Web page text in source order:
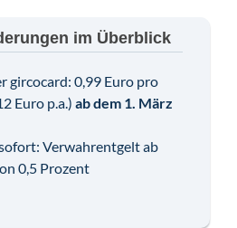
im Überblick
gircocard: 0,99 Euro pro
Euro p.a.) ab dem 1. März
Verwahrentgelt ab
0,5 Prozent